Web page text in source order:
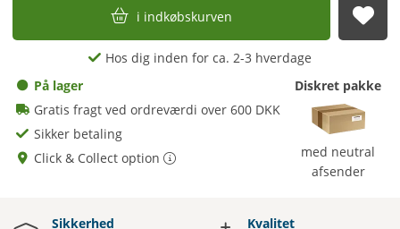
i indkøbskurven
Hos dig inden for ca. 2-3 hverdage
På lager
Gratis fragt ved ordreværdi over 600 DKK
Sikker betaling
Click & Collect option
Diskret pakke
med neutral
afsender
Sikkerhed
Kvalitet